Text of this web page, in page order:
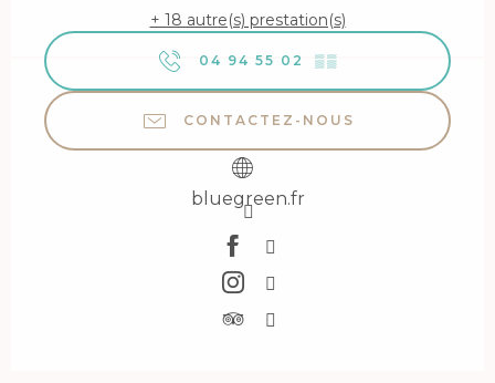
+ 18 autre(s) prestation(s)
04 94 55 02 ▒▒
CONTACTEZ-NOUS
bluegreen.fr